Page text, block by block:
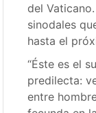
del
sinodales
hasta el
“Éste es el
predilecta:
entre